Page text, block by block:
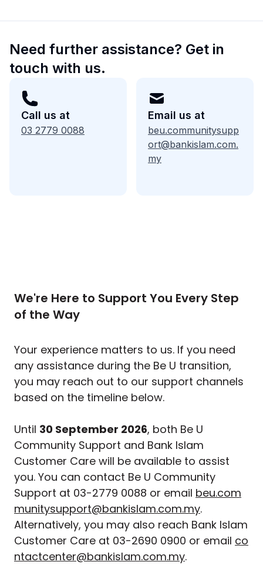
Need further assistance? Get in
touch with us.
Call us at
03 2779 0088
Email us at
beu.communitysupp
ort@bankislam.com.
my
We're Here to Support You Every Step
of the Way
Your experience matters to us. If you need
any assistance during the Be U transition,
you may reach out to our support channels
based on the timeline below.
Until 30 September 2026, both Be U
Community Support and Bank Islam
Customer Care will be available to assist
you. You can contact Be U Community
Support at 03-2779 0088 or email beu.com
munitysupport@bankislam.com.my.
Alternatively, you may also reach Bank Islam
Customer Care at 03-2690 0900 or email co
ntactcenter@bankislam.com.my.